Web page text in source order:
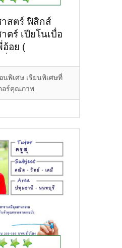
สตร์ ฟิสิกส์
ตร์ เปียโนเบื่อ
อย (
พิเศษ เรียนพิเศษที่
อร์คุณภาพ